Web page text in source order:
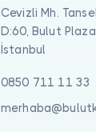
Cevizli Mh.
D:60, Bulut
İstanbul
0850 711 11 33